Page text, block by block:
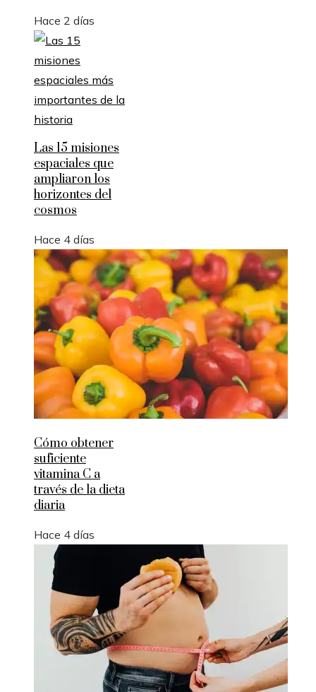
Hace 2 días
Las 15 misiones
espaciales que
ampliaron los
horizontes del
cosmos
Hace 4 días
Cómo obtener
suficiente
vitamina C a
través de la dieta
diaria
Hace 4 días